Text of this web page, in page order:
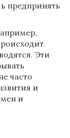
предпринять
Эти
часто
и
и